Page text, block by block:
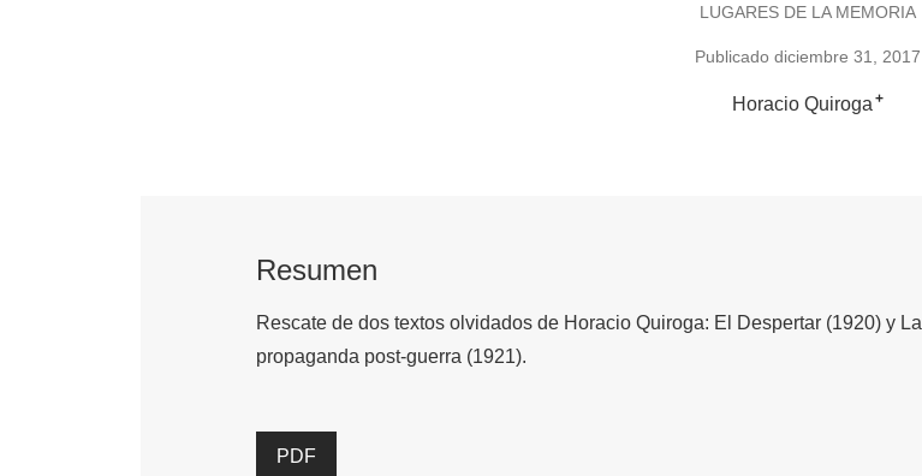
LUGARES DE LA MEMORIA
Publicado diciembre 31, 2017
Horacio Quiroga +
Resumen
Rescate de dos textos olvidados de Horacio Quiroga: El Despertar (1920) y La
propaganda post-guerra (1921).
PDF